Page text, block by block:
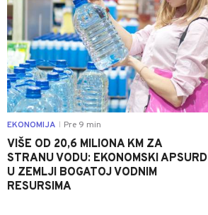
EKONOMIJA Pre 9 min
VIŠE OD 20,6 MILIONA KM ZA
STRANU VODU: EKONOMSKI APSURD
U ZEMLJI BOGATOJ VODNIM
RESURSIMA